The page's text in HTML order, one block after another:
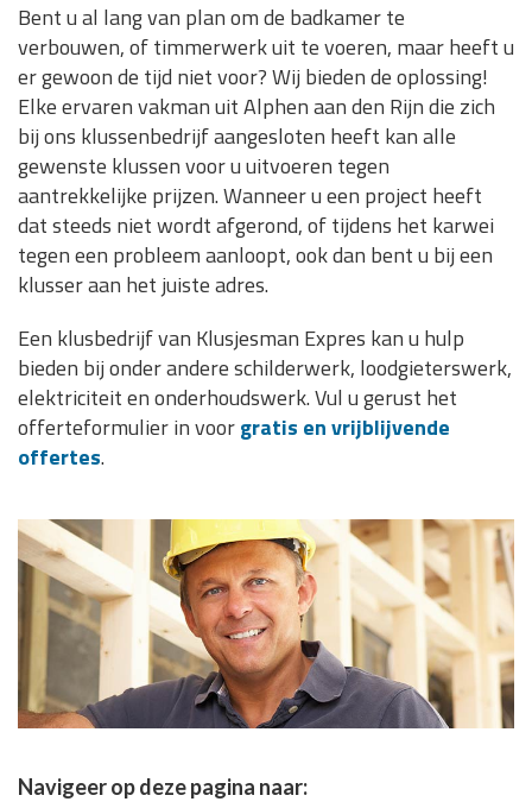
Bent u al lang van plan om de badkamer te
verbouwen, of timmerwerk uit te voeren, maar heeft u
er gewoon de tijd niet voor? Wij bieden de oplossing!
Elke ervaren vakman uit Alphen aan den Rijn die zich
bij ons klussenbedrijf aangesloten heeft kan alle
gewenste klussen voor u uitvoeren tegen
aantrekkelijke prijzen. Wanneer u een project heeft
dat steeds niet wordt afgerond, of tijdens het karwei
tegen een probleem aanloopt, ook dan bent u bij een
klusser aan het juiste adres.
Een klusbedrijf van Klusjesman Expres kan u hulp
bieden bij onder andere schilderwerk, loodgieterswerk,
elektriciteit en onderhoudswerk. Vul u gerust het
offerteformulier in voorgratis en vrijblijvende
offertes.
Navigeer op deze pagina naar: